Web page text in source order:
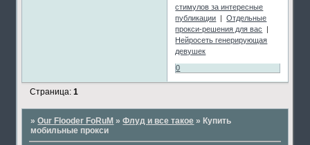
стимулов за интересные
публикации |Отдельные
прокси-решения для вас
|
Нейросеть генерирующая
девушек
0
Страница:1
»Our Flooder FoRuM »Флуд и все такое » Купить
мобильные прокси